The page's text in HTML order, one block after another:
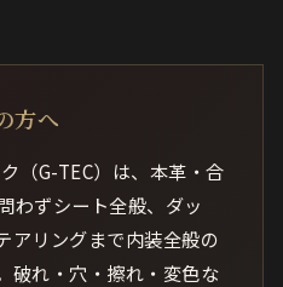
方へ
（G-TEC）は、本革・合
わずシート全般、ダッ
アリングまで内装全般の
破れ・穴・擦れ・変色な